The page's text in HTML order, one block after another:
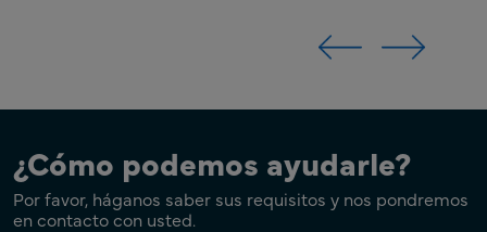
¿Cómo podemos ayudarle?
Por favor, háganos saber sus requisitos y nos pondremos
en contacto con usted.